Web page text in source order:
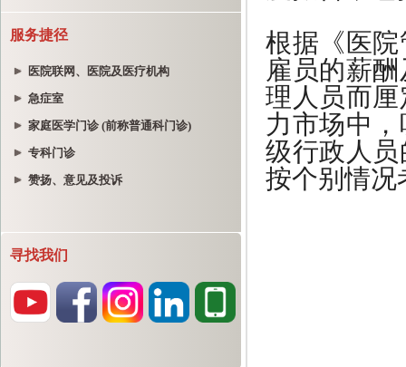
服务捷径
医院联网、医院及医疗机构
急症室
家庭医学门诊 (前称普通科门诊)
专科门诊
赞扬、意见及投诉
寻找我们